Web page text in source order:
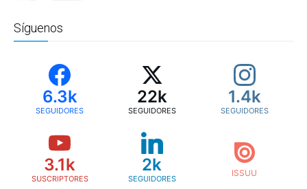
Reforma a La
Síguenos
6.3k
SEGUIDORES
22k
SEGUIDORES
1.4k
SEGUIDORES
3.1k
SUSCRIPTORES
2k
SEGUIDORES